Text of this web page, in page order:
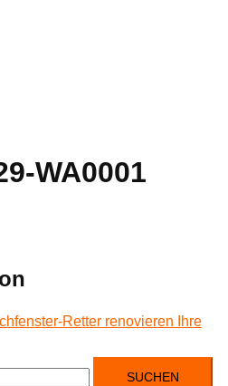
WA0001
Retter renovieren Ihre